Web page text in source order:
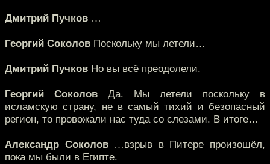
Дмитрий Пучков …
Георгий Соколов Поскольку мы летели…
Дмитрий Пучков Но вы всё преодолели.
Георгий Соколов Да. Мы летели поскольку в
исламскую страну, не в самый тихий и безопасный
регион, то провожали нас туда со слезами. В итоге…
Александр Соколов…взрыв в Питере произошёл,
пока мы были в Египте.